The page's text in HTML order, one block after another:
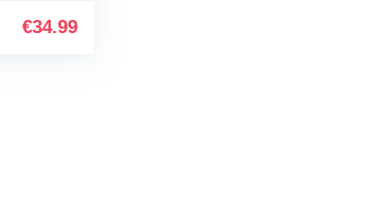
€34.99